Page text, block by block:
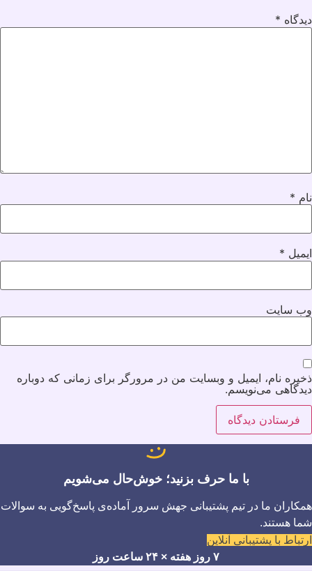
دیدگاه *
نام *
ایمیل *
وب‌ سایت
ذخیره نام، ایمیل و وبسایت من در مرورگر برای زمانی که دوباره
دیدگاهی می‌نویسم.
با ما حرف بزنید؛ خوش‌حال می‌شویم
همکاران ما در تیم پشتیبانی جهش سرور آماده‌ی پاسخ‌گویی به سوالات
شما هستند.
ارتباط با پشتیبانی آنلاین
۷ روز هفته × ۲۴ ساعت روز